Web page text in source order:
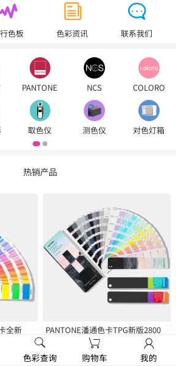
色板 色彩资讯 联系我们
PANTONE NCS COLORO
取色仪 测色仪 对色灯箱
热销产品
全新
PANTONE潘通色卡TPG新版2800
FHIP110C
￥1679
色彩查询 购物车 我的